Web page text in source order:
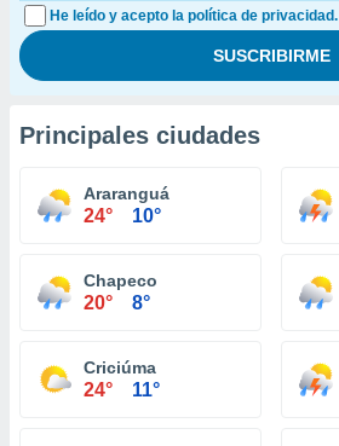
He leído y acepto la política de privacidad.
Principales ciudades
Araranguá
24° 10°
Chapeco
20° 8°
Criciúma
24° 11°